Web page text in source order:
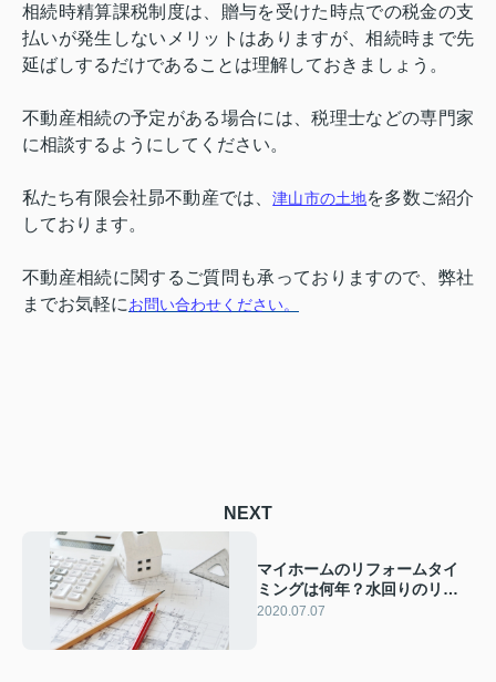
相続時精算課税制度は、贈与を受けた時点での税金の支
払いが発生しないメリットはありますが、相続時まで先
延ばしするだけであることは理解しておきましょう。
不動産相続の予定がある場合には、税理士などの専門家
に相談するようにしてください。
私たち有限会社昴不動産では、津山市の土地を多数ご紹介
しております。
不動産相続に関するご質問も承っておりますので、弊社
までお気軽にお問い合わせください。
NEXT
マイホームのリフォームタイ
ミングは何年？水回りのリフ
ォーム費用は？
2020.07.07